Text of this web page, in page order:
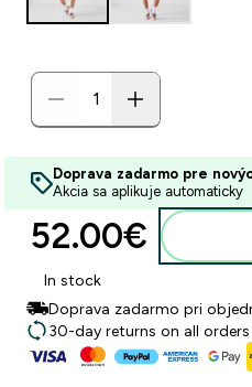
Doprava zadarmo pre
Akcia sa aplikuje automaticky
52.00€‎
In stock
Doprava zadarmo pri
30-day returns on all orders